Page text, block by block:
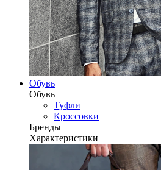
Обувь
Обувь
Туфли
Кроссовки
Бренды
Характеристики